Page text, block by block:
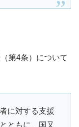
第4条）について
に対する支援
ともに、国又